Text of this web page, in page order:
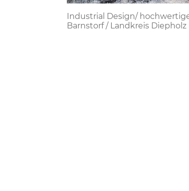
Industrial Design/
Barnstorf / Landkreis Diepholz